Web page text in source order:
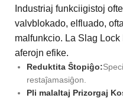
Industriaj funkciigistoj
valvblokado, elfluado,
malfunkcio. La Slag
aferojn efike.
Reduktita Ŝtopiĝo:
restaĵamasiĝon.
Pli malaltaj Prizorgaj